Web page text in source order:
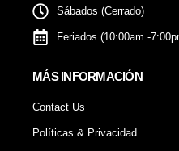
Sábados (Cerrado)
Feriados (10:00am -
MÁS INFORMACIÓN
Contact Us
Políticas & Privacidad